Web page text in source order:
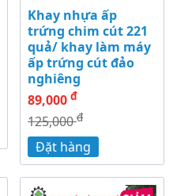
Khay nhựa ấp
trứng chim cút 221
quả/ khay làm máy
ấp trứng cút đảo
nghiêng
89,000 đ
125,000đ
Đặt hàng